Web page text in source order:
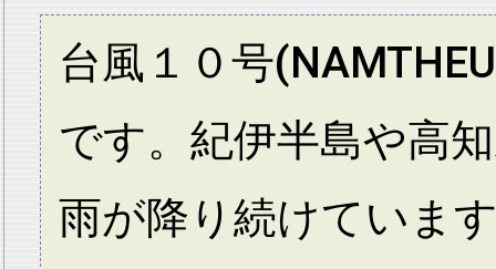
台風１０号
です。紀伊半島や高
雨が降り続けていま